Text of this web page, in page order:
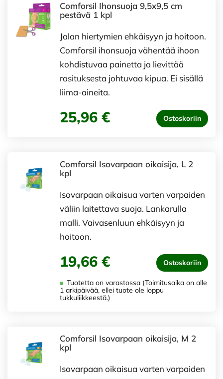
Comforsil Ihonsuoja 9,5x9,5 cm
pestävä 1 kpl
Jalan hiertymien ehkäisyyn ja hoitoon.
Comforsil ihonsuoja vähentää ihoon
kohdistuvaa painetta ja lievittää
rasituksesta johtuvaa kipua. Ei sisällä
liima-aineita.
25,96 € Ostoskoriin
Comforsil Isovarpaan oikaisija, L 2
kpl
Isovarpaan oikaisua varten varpaiden
väliin laitettava suoja. Lankarulla
malli. Vaivasenluun ehkäisyyn ja
hoitoon.
19,66 € Ostoskoriin
Tuotetta on varastossa (Toimitusaika on alle
1 arkipäivää, ellei tuote ole loppu
tukkuliikkeestä.)
Comforsil Isovarpaan oikaisija, M 2
kpl
Isovarpaan oikaisua varten varpaiden